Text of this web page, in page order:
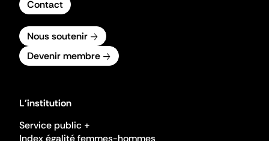
Contact
Nous soutenir
Devenir membre
L'institution
Service public +
Index égalité femmes-hommes